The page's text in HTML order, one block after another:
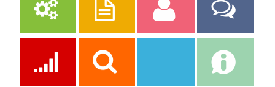
Serviços Publicações Servidor
Fale Com a
Prefeitura